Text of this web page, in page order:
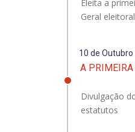
Eleita a
Geral
10 de Outubro
A PRIMEIRA
Divulgação
estatutos